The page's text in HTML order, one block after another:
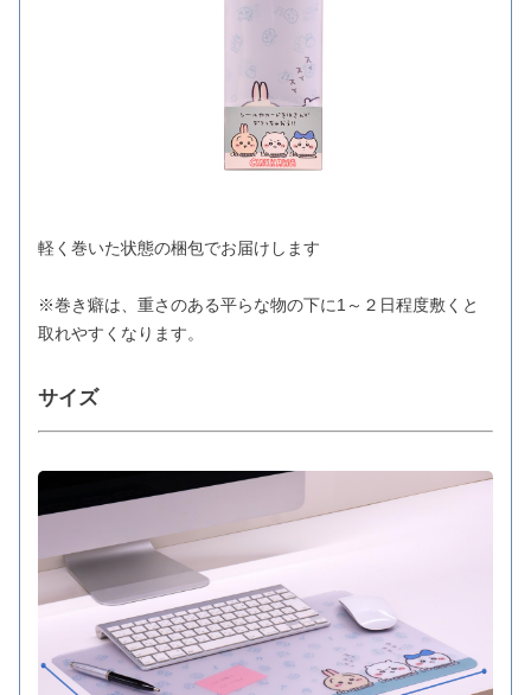
軽く巻いた状態の梱包でお届けします
※巻き癖は、重さのある平らな物の下に1～２日程度敷くと
取れやすくなります。
サイズ